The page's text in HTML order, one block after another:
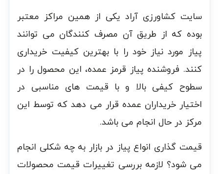
سایت کشاورزی آراد یکی از همین مراکز معتبر
بوده که از طریق آن مصرف کنندگان می توانند
پیاز مورد نیاز خود را با بهترین کیفیت خریداری
کنند. فروشنده پیاز قرمز عمده، این محصول را در
سطوح کیفی بالا و با قیمت های مناسبی در
اختیار خریداران عمده قرار می دهد که توسط این
مرکز در حال انجام می باشد.
قیمت گذاری انواع پیاز در بازار به چه شکلی انجام
می شود؟ لازمه بررسی تغییرات قیمت محصولات